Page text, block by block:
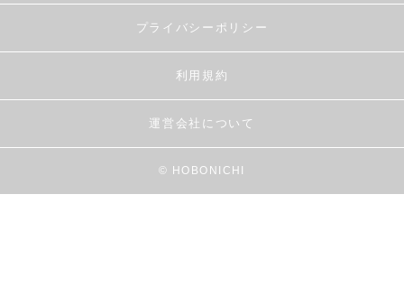
プライバシーポリシー
利用規約
運営会社について
© HOBONICHI